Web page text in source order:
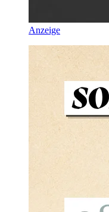
Anzeige